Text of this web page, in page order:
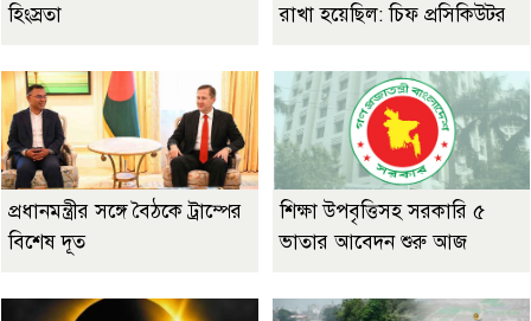
হিংস্রতা
রাখা হয়েছিল: চিফ প্রসিকিউটর
প্রধানমন্ত্রীর সঙ্গে বৈঠকে ট্রাম্পের
বিশেষ দূত
শিক্ষা উপবৃত্তিসহ সরকারি ৫
ভাতার আবেদন শুরু আজ